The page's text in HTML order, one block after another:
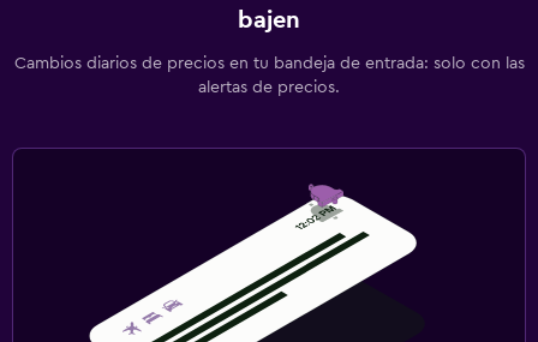
bajen
Cambios diarios de precios en tu bandeja de entrada: solo con las
alertas de precios.